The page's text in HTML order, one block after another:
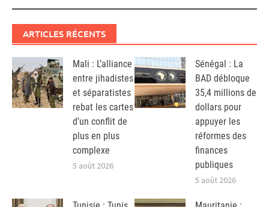
ARTICLES RÉCENTS
Mali : L’alliance
entre jihadistes
et séparatistes
rebat les cartes
d’un conflit de
plus en plus
complexe
5 août 2026
Sénégal : La
BAD débloque
35,4 millions de
dollars pour
appuyer les
réformes des
finances
publiques
5 août 2026